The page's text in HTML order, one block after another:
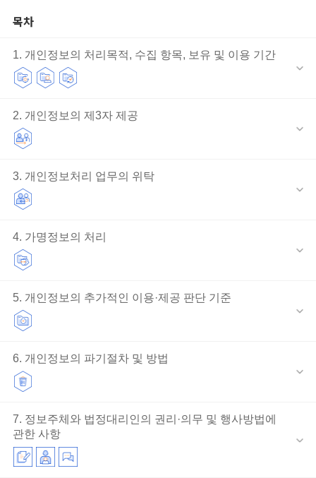
목차
1. 개인정보의 처리목적, 수집 항목, 보유 및 이용 기간
2. 개인정보의 제3자 제공
3. 개인정보처리 업무의 위탁
4. 가명정보의 처리
5. 개인정보의 추가적인 이용·제공 판단 기준
6. 개인정보의 파기절차 및 방법
7. 정보주체와 법정대리인의 권리·의무 및 행사방법에
관한 사항